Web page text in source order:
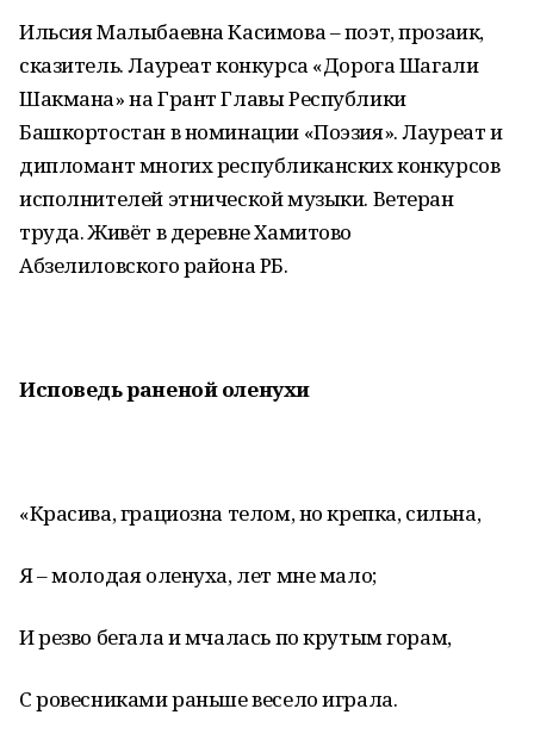
Ильсия Малыбаевна Касимова – поэт, прозаик,
сказитель. Лауреат конкурса «Дорога Шагали
Шакмана» на Грант Главы Республики
Башкортостан в номинации «Поэзия». Лауреат и
дипломант многих республиканских конкурсов
исполнителей этнической музыки. Ветеран
труда. Живёт в деревне Хамитово
Абзелиловского района РБ.
Исповедь раненой оленухи
«Красива, грациозна телом, но крепка, сильна,
Я – молодая оленуха, лет мне мало;
И резво бегала и мчалась по крутым горам,
С ровесниками раньше весело играла.